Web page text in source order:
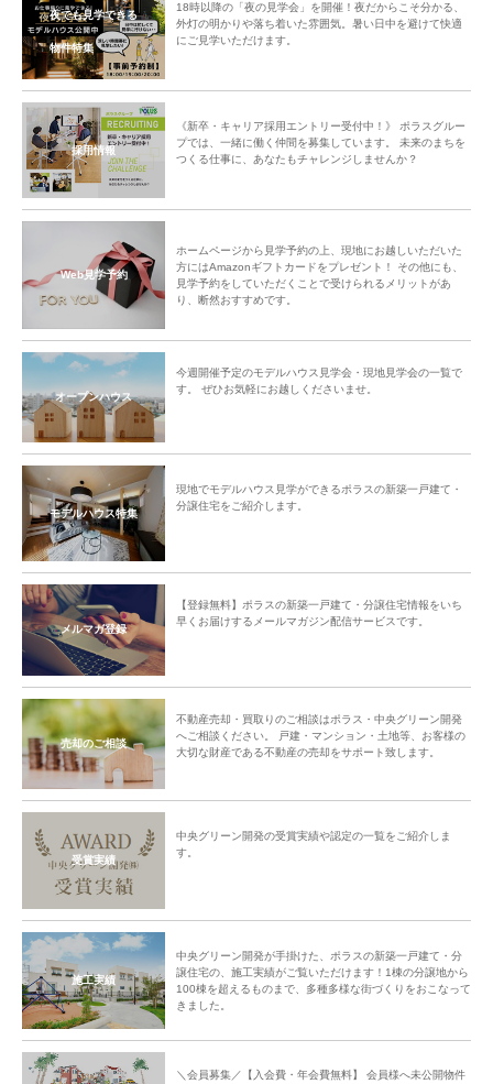
夜でも見学できる
物件特集
18時以降の「夜の見学会」を開催！夜だからこそ分かる、
外灯の明かりや落ち着いた雰囲気。暑い日中を避けて快適
にご見学いただけます。
採用情報
《新卒・キャリア採用エントリー受付中！》 ポラスグルー
プでは、一緒に働く仲間を募集しています。 未来のまちを
つくる仕事に、あなたもチャレンジしませんか？
Web見学予約
ホームページから見学予約の上、現地にお越しいただいた
方にはAmazonギフトカードをプレゼント！ その他にも、
見学予約をしていただくことで受けられるメリットがあ
り、断然おすすめです。
オープンハウス
今週開催予定のモデルハウス見学会・現地見学会の一覧で
す。 ぜひお気軽にお越しくださいませ。
モデルハウス特集
現地でモデルハウス見学ができるポラスの新築一戸建て・
分譲住宅をご紹介します。
メルマガ登録
【登録無料】ポラスの新築一戸建て・分譲住宅情報をいち
早くお届けするメールマガジン配信サービスです。
売却のご相談
不動産売却・買取りのご相談はポラス・中央グリーン開発
へご相談ください。 戸建・マンション・土地等、お客様の
大切な財産である不動産の売却をサポート致します。
受賞実績
中央グリーン開発の受賞実績や認定の一覧をご紹介しま
す。
施工実績
中央グリーン開発が手掛けた、ポラスの新築一戸建て・分
譲住宅の、施工実績がご覧いただけます！1棟の分譲地から
100棟を超えるものまで、多種多様な街づくりをおこなって
きました。
＼会員募集／【入会費・年会費無料】 会員様へ未公開物件